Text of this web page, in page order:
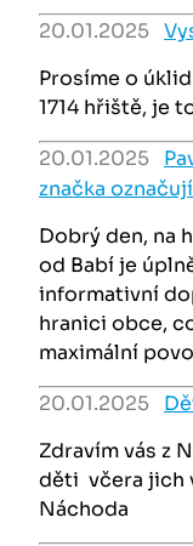
20.01.2025
Prosíme o
1714 hřiště, je
20.01.2025
značka
Dobrý den, na
od Babí je
informativní
hranici obce,
maximální
20.01.2025
Zdravím vás z
děti včera jich
Náchoda